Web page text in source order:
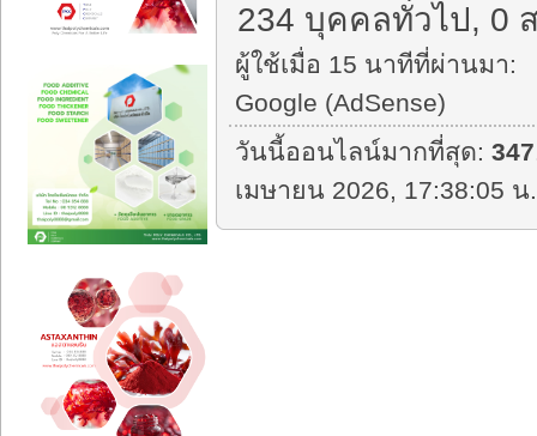
234 บุคคลทั่วไป, 0
ผู้ใช้เมื่อ 15 นาทีที่ผ่านมา:
Google (AdSense)
วันนี้ออนไลน์มากที่สุด:347
เมษายน 2026, 17:38:05 น